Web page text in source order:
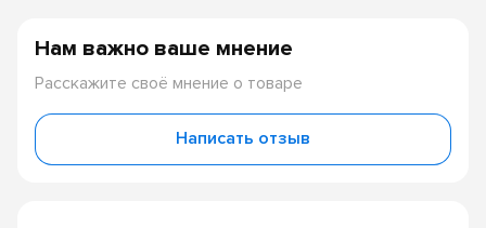
Нам важно ваше мнение
Расскажите своё мнение о товаре
Написать отзыв